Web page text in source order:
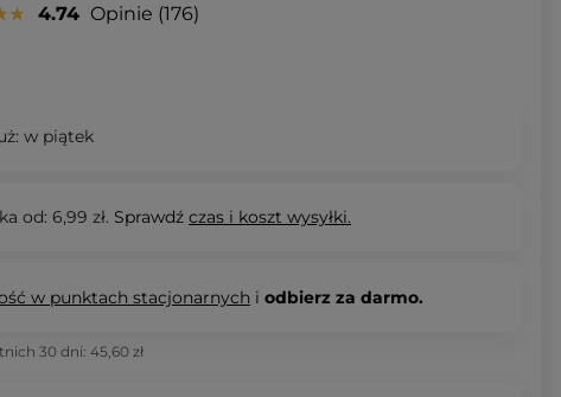
4.74 Opinie 176
w piątek
od: 6,99 zł. Sprawdź czas i koszt wysyłki.
w punktach stacjonarnych i odbierz za darmo.
30 dni: 45,60 zł